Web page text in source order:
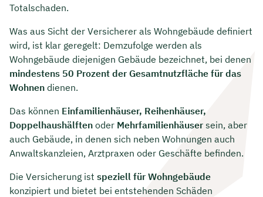
Totalschaden.
Was aus Sicht der Versicherer als Wohngebäude definiert
wird, ist klar geregelt: Demzufolge werden als
Wohngebäude diejenigen Gebäude bezeichnet, bei denen
mindestens 50 Prozent der Gesamtnutzfläche für das
Wohnen dienen.
Das können Einfamilienhäuser, Reihenhäuser,
Doppelhaushälften oder Mehrfamilienhäuser sein, aber
auch Gebäude, in denen sich neben Wohnungen auch
Anwaltskanzleien, Arztpraxen oder Geschäfte befinden.
Die Versicherung ist speziell für Wohngebäude
konzipiert und bietet bei entstehenden Schäden